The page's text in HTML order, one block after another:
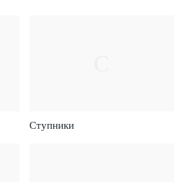
Ступники